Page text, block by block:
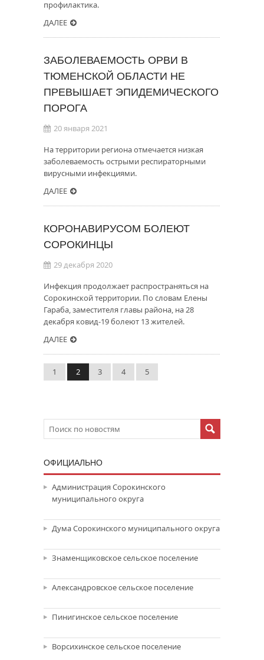
профилактика.
ДАЛЕЕ
ЗАБОЛЕВАЕМОСТЬ ОРВИ В
ТЮМЕНСКОЙ ОБЛАСТИ НЕ
ПРЕВЫШАЕТ ЭПИДЕМИЧЕСКОГО
ПОРОГА
20 января 2021
На территории региона отмечается низкая
заболеваемость острыми респираторными
вирусными инфекциями.
ДАЛЕЕ
КОРОНАВИРУСОМ БОЛЕЮТ
СОРОКИНЦЫ
29 декабря 2020
Инфекция продолжает распространяться на
Сорокинской территории. По словам Елены
Гараба, заместителя главы района, на 28
декабря ковид-19 болеют 13 жителей.
ДАЛЕЕ
1 2 3 4 5
ОФИЦИАЛЬНО
Администрация Сорокинского
муниципального округа
Дума Сорокинского муниципального округа
Знаменщиковское сельское поселение
Александровское сельское поселение
Пинигинское сельское поселение
Ворсихинское сельское поселение